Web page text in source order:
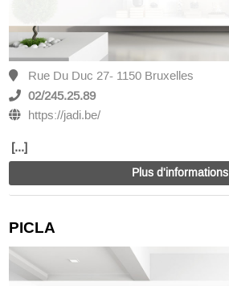
Rue Du Duc 27- 1150 Bruxelles
02/245.25.89
https://jadi.be/
[...]
Plus d'informations
PICLA